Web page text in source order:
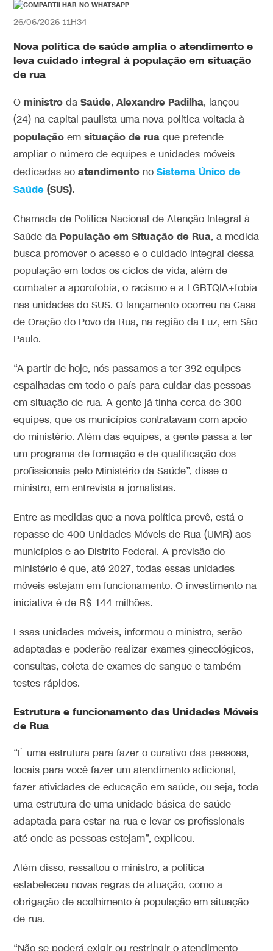
26/06/2026 11H34
Nova política desaúde amplia oatendimento e
leva cuidado integral à população em situação
de rua
Oministro daSaúde,Alexandre Padilha, lançou
(24) na capital paulista uma nova política voltada à
população emsituação de rua que pretende
ampliar o número de equipes e unidades móveis
dedicadas aoatendimento noSistema Único de
Saúde (SUS).
Chamada de Política Nacional de Atenção Integral à
Saúde da População em Situação de Rua, a medida
busca promover o acesso e o cuidado integral dessa
população em todos os ciclos de vida, além de
combater a aporofobia, o racismo e a LGBTQIA+fobia
nas unidades do SUS. O lançamento ocorreu na Casa
de Oração do Povo da Rua, na região da Luz, em São
Paulo.
“A partir de hoje, nós passamos a ter 392 equipes
espalhadas em todo o país para cuidar das pessoas
em situação de rua. A gente já tinha cerca de 300
equipes, que os municípios contratavam com apoio
do ministério. Além das equipes, a gente passa a ter
um programa de formação e de qualificação dos
profissionais pelo Ministério da Saúde”, disse o
ministro, em entrevista a jornalistas.
Entre as medidas que a nova política prevê, está o
repasse de 400 Unidades Móveis de Rua (UMR) aos
municípios e ao Distrito Federal. A previsão do
ministério é que, até 2027, todas essas unidades
móveis estejam em funcionamento. O investimento na
iniciativa é de R$ 144 milhões.
Essas unidades móveis, informou o ministro, serão
adaptadas e poderão realizar exames ginecológicos,
consultas, coleta de exames de sangue e também
testes rápidos.
Estrutura e funcionamento das Unidades Móveis
de Rua
“É uma estrutura para fazer o curativo das pessoas,
locais para você fazer um atendimento adicional,
fazer atividades de educação em saúde, ou seja, toda
uma estrutura de uma unidade básica de saúde
adaptada para estar na rua e levar os profissionais
até onde as pessoas estejam”, explicou.
Além disso, ressaltou o ministro, a política
estabeleceu novas regras de atuação, como a
obrigação de acolhimento à população em situação
de rua.